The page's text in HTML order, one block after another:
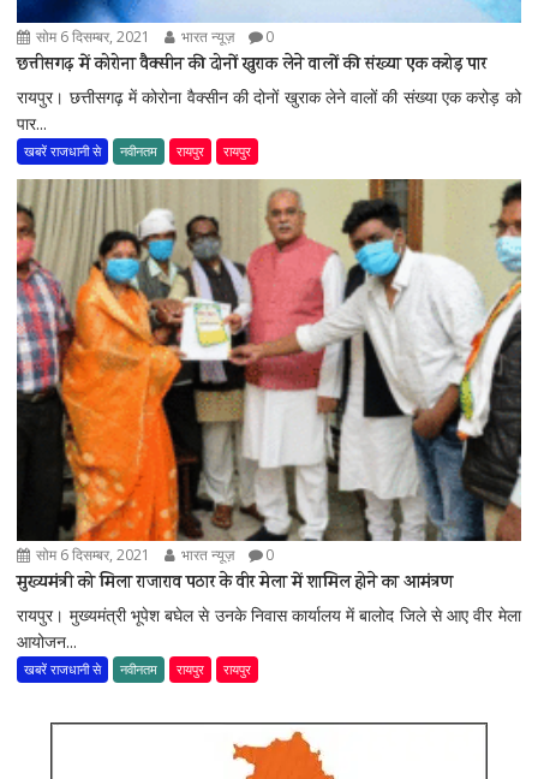
सोम 6 दिसम्बर, 2021 भारत न्यूज़ 0
छत्तीसगढ़ में कोरोना वैक्सीन की दोनों खुराक लेने वालों की संख्या एक करोड़ पार
रायपुर। छत्तीसगढ़ में कोरोना वैक्सीन की दोनों खुराक लेने वालों की संख्या एक करोड़ को
पार...
खबरें राजधानी से नवीनतम रायपुर रायपुर
सोम 6 दिसम्बर, 2021 भारत न्यूज़ 0
मुख्यमंत्री को मिला राजाराव पठार के वीर मेला में शामिल होने का आमंत्रण
रायपुर। मुख्यमंत्री भूपेश बघेल से उनके निवास कार्यालय में बालोद जिले से आए वीर मेला
आयोजन...
खबरें राजधानी से नवीनतम रायपुर रायपुर